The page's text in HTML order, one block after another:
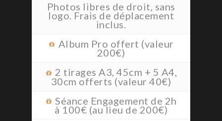
Photos libres de droit, sans
logo. Frais de déplacement
inclus.
Album Pro offert (valeur
200€)
2 tirages A3, 45cm + 5 A4,
30cm offerts (valeur 40€)
Séance Engagement de 2h
à 100€ (au lieu de 200€)